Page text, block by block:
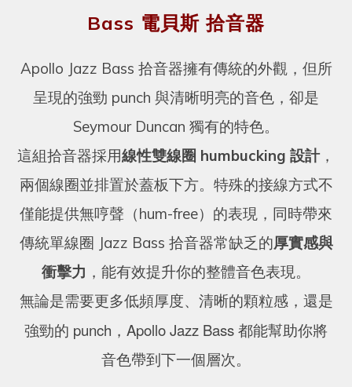
Bass 電貝斯 拾音器
Apollo Jazz Bass 拾音器擁有傳統的外觀，但所
呈現的強勁 punch 與清晰明亮的音色，卻是
Seymour Duncan 獨有的特色。
這組拾音器採用線性雙線圈 humbucking 設計，
兩個線圈並排置於蓋板下方。特殊的接線方式不
僅能提供無哼聲（hum-free）的表現，同時帶來
傳統單線圈 Jazz Bass 拾音器常缺乏的厚實感與
衝擊力 ，能有效提升你的整體音色表現。
無論是需要更多低頻厚度、清晰的顆粒感，還是
強勁的 punch ， Apollo Jazz Bass 都能幫助你將
音色帶到下一個層次。